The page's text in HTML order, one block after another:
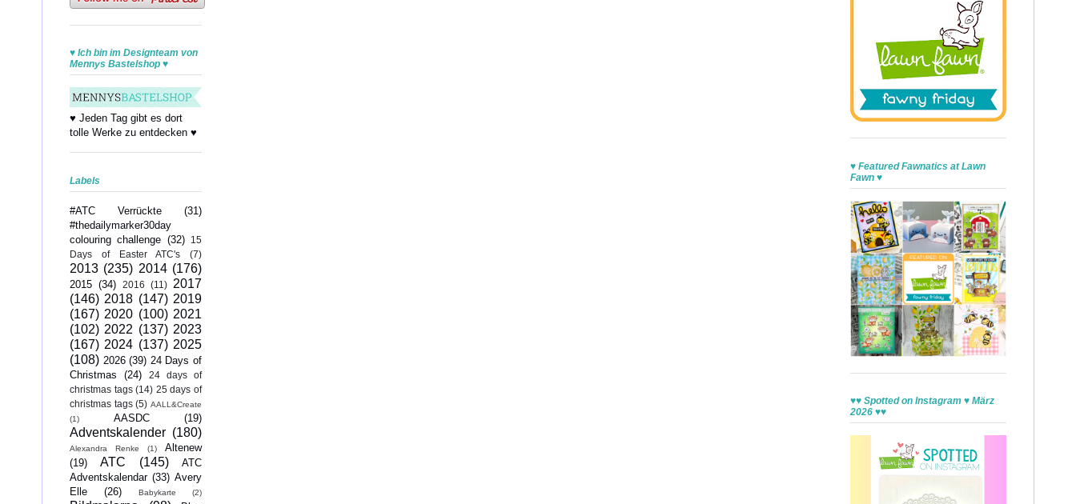
♥ Ich bin im Designteam von
Mennys Bastelshop ♥
♥ Jeden Tag gibt es dort
tolle Werke zu entdecken ♥
Labels
#ATC Verrückte
(31)
#thedailymarker30day
colouring challenge (32)
15
Days of Easter ATC's
(7)
2013 (235) 2014 (176)
2015 (34) 2016 (11)
2017
(146) 2018 (147) 2019
(167) 2020 (100) 2021
(102) 2022 (137) 2023
(167) 2024 (137) 2025
(108) 2026 (39) 24 Days of
Christmas
(24)
24 days of
christmas tags (14) 25 days of
christmas tags (5) AALL&Create
(1)
AASDC (19)
Adventskalender (180)
Alexandra Renke (1)
Altenew
(19)
ATC (145)
ATC
Adventskalendar (33) Avery
Elle
(26) Babykarte (2)
♥ Featured Fawnatics at Lawn
Fawn ♥
♥♥ Spotted on Instagram ♥ März
2026 ♥♥